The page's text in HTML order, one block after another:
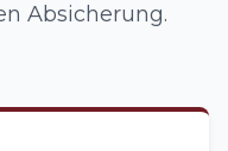
Absicherung.